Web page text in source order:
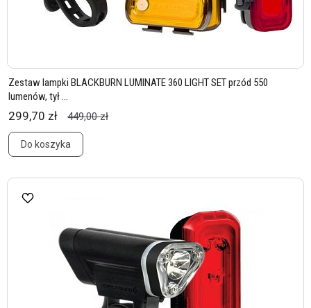
Zestaw lampki BLACKBURN LUMINATE 360 LIGHT SET przód 550
lumenów, tył ...
299,70 zł 449,00 zł
Do koszyka